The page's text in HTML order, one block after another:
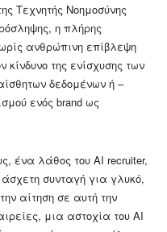
Τεχνητής Νοημοσύνης
η πλήρης
ανθρώπινη επίβλεψη
της ενίσχυσης των
δεδομένων ή –
ενός brand ως
ένα λάθος του AI recruiter,
συνταγή για γλυκό,
αίτηση σε αυτή την
μια αστοχία του AI